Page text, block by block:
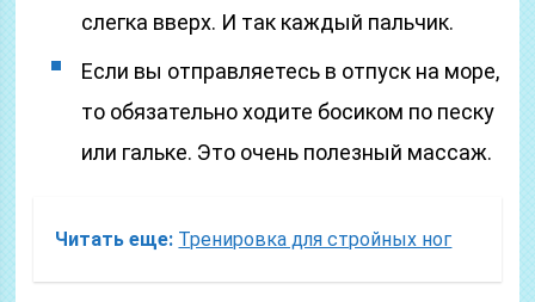
слегка вверх. И так каждый пальчик.
Если вы отправляетесь в отпуск на море,
то обязательно ходите босиком по песку
или гальке. Это очень полезный массаж.
Читать еще: Тренировка для стройных ног